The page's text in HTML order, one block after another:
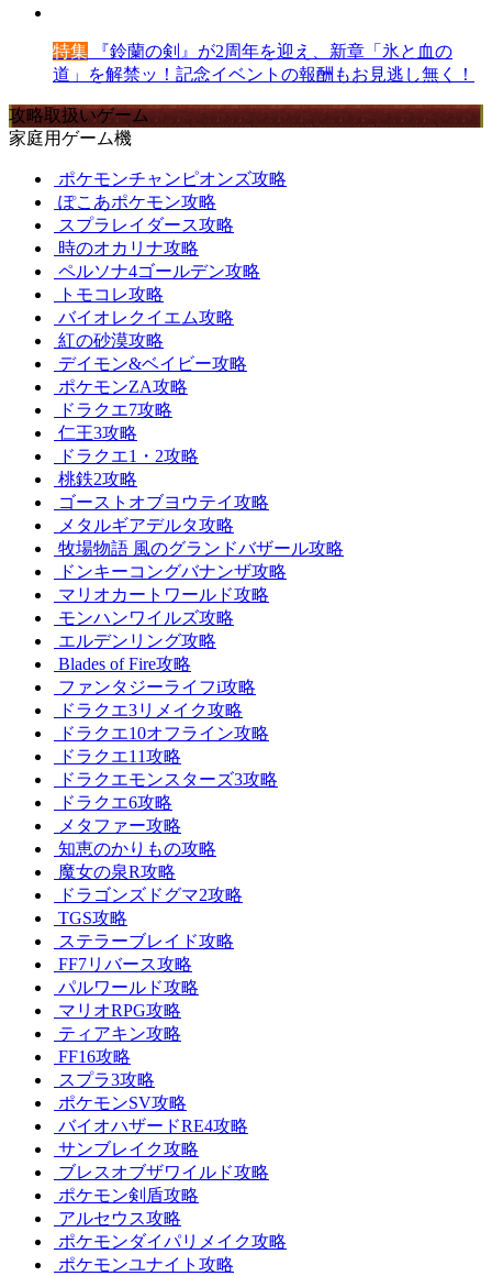
特集 『鈴蘭の剣』が2周年を迎え、新章「氷と血の
道」を解禁ッ！記念イベントの報酬もお見逃し無く！
攻略取扱いゲーム
家庭用ゲーム機
ポケモンチャンピオンズ攻略
ぽこあポケモン攻略
スプラレイダース攻略
時のオカリナ攻略
ペルソナ4ゴールデン攻略
トモコレ攻略
バイオレクイエム攻略
紅の砂漠攻略
デイモン&ベイビー攻略
ポケモンZA攻略
ドラクエ7攻略
仁王3攻略
ドラクエ1・2攻略
桃鉄2攻略
ゴーストオブヨウテイ攻略
メタルギアデルタ攻略
牧場物語 風のグランドバザール攻略
ドンキーコングバナンザ攻略
マリオカートワールド攻略
モンハンワイルズ攻略
エルデンリング攻略
Blades of Fire攻略
ファンタジーライフi攻略
ドラクエ3リメイク攻略
ドラクエ10オフライン攻略
ドラクエ11攻略
ドラクエモンスターズ3攻略
ドラクエ6攻略
メタファー攻略
知恵のかりもの攻略
魔女の泉R攻略
ドラゴンズドグマ2攻略
TGS攻略
ステラーブレイド攻略
FF7リバース攻略
パルワールド攻略
マリオRPG攻略
ティアキン攻略
FF16攻略
スプラ3攻略
ポケモンSV攻略
バイオハザードRE4攻略
サンブレイク攻略
ブレスオブザワイルド攻略
ポケモン剣盾攻略
アルセウス攻略
ポケモンダイパリメイク攻略
ポケモンユナイト攻略